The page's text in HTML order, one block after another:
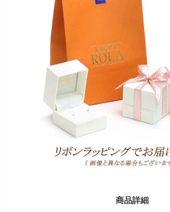
商品詳細